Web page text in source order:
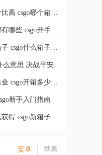
csgo箱子开哪个性价比高 csgo哪个箱子值得开
csgo开手套的箱子都有哪些 csgo开手套什么箱子最划算
csgo爪子刀开什么箱子 csgo什么箱子能出爪子刀
决战平安京扒鸡是什么意思 决战平安京扒鸡的梗介绍
csgo开箱多少次能出金 csgo开箱多少个保底出金
新手入门指南
csgo新箱子2023怎么获得 csgo新箱子掉落机制
安卓 苹果